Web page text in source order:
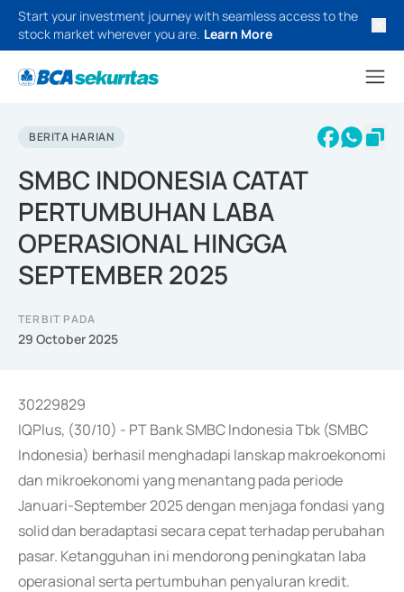
Start your investment journey with seamless access to the
stock market wherever you are. Learn More
BERITA HARIAN
SMBC INDONESIA CATAT
PERTUMBUHAN LABA
OPERASIONAL HINGGA
SEPTEMBER 2025
TERBIT PADA
29 October 2025
30229829
IQPlus, (30/10) - PT Bank SMBC Indonesia Tbk (SMBC
Indonesia) berhasil menghadapi lanskap makroekonomi
dan mikroekonomi yang menantang pada periode
Januari-September 2025 dengan menjaga fondasi yang
solid dan beradaptasi secara cepat terhadap perubahan
pasar. Ketangguhan ini mendorong peningkatan laba
operasional serta pertumbuhan penyaluran kredit.